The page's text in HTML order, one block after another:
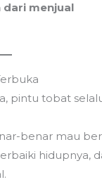
menjual
pintu tobat
benar mau
hidupnya,